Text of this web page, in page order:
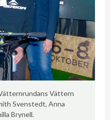
Vättern
Svenstedt, Anna
Brynell.